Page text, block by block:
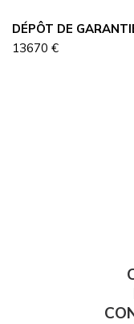
DÉPÔT DE
13670 €